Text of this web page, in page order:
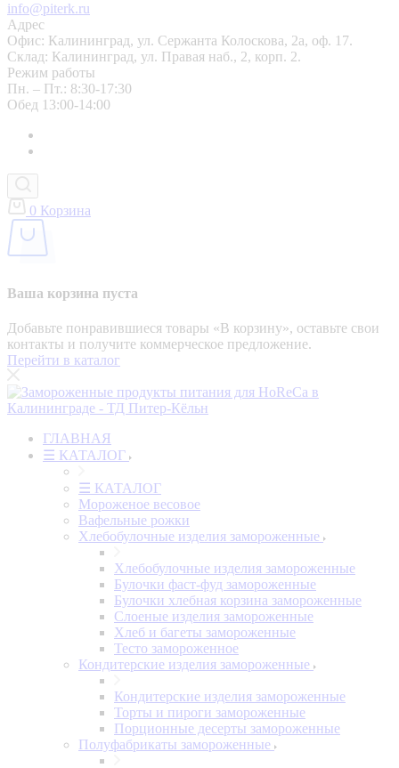
info@piterk.ru
Адрес
Офис: Калининград, ул. Сержанта Колоскова, 2а, оф. 17.
Склад: Калининград, ул. Правая наб., 2, корп. 2.
Режим работы
Пн. – Пт.: 8:30-17:30
Обед 13:00-14:00
0 Корзина
Ваша корзина пуста
Добавьте понравившиеся товары «‎В корзину»‎, оставьте свои
контакты и получите коммерческое предложение.
Перейти в каталог
ГЛАВНАЯ
☰ КАТАЛОГ
☰ КАТАЛОГ
Мороженое весовое
Вафельные рожки
Хлебобулочные изделия замороженные
Хлебобулочные изделия замороженные
Булочки фаст-фуд замороженные
Булочки хлебная корзина замороженные
Слоеные изделия замороженные
Хлеб и багеты замороженные
Тесто замороженное
Кондитерские изделия замороженные
Кондитерские изделия замороженные
Торты и пироги замороженные
Порционные десерты замороженные
Полуфабрикаты замороженные